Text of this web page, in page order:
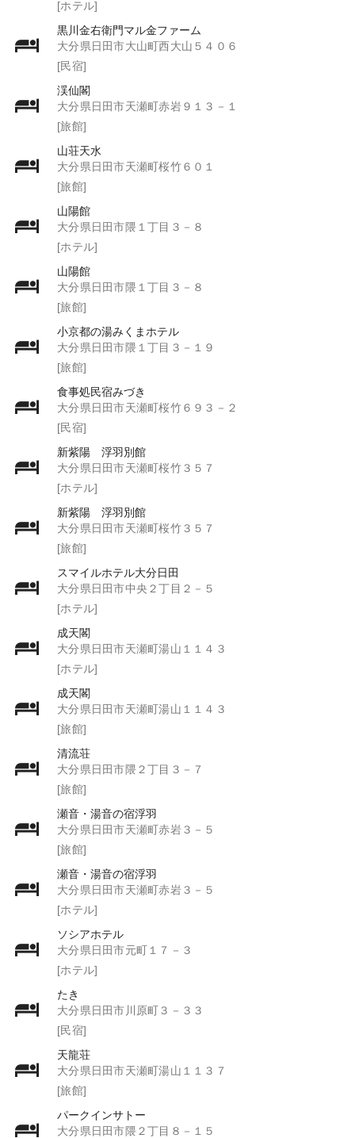
[ホテル]
黒川金右衛門マル金ファーム
大分県日田市大山町西大山５４０６
[民宿]
渓仙閣
大分県日田市天瀬町赤岩９１３－１
[旅館]
山荘天水
大分県日田市天瀬町桜竹６０１
[旅館]
山陽館
大分県日田市隈１丁目３－８
[ホテル]
山陽館
大分県日田市隈１丁目３－８
[旅館]
小京都の湯みくまホテル
大分県日田市隈１丁目３－１９
[旅館]
食事処民宿みづき
大分県日田市天瀬町桜竹６９３－２
[民宿]
新紫陽 浮羽別館
大分県日田市天瀬町桜竹３５７
[ホテル]
新紫陽 浮羽別館
大分県日田市天瀬町桜竹３５７
[旅館]
スマイルホテル大分日田
大分県日田市中央２丁目２－５
[ホテル]
成天閣
大分県日田市天瀬町湯山１１４３
[ホテル]
成天閣
大分県日田市天瀬町湯山１１４３
[旅館]
清流荘
大分県日田市隈２丁目３－７
[旅館]
瀬音・湯音の宿浮羽
大分県日田市天瀬町赤岩３－５
[旅館]
瀬音・湯音の宿浮羽
大分県日田市天瀬町赤岩３－５
[ホテル]
ソシアホテル
大分県日田市元町１７－３
[ホテル]
たき
大分県日田市川原町３－３３
[民宿]
天龍荘
大分県日田市天瀬町湯山１１３７
[旅館]
パークインサトー
大分県日田市隈２丁目８－１５